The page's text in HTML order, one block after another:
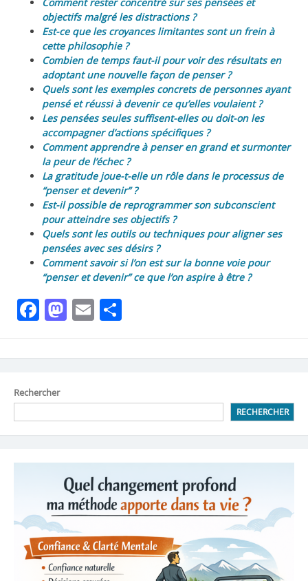
Comment rester concentré sur ses pensées et
objectifs malgré les distractions ?
Est-ce que les croyances limitantes sont un frein à
cette philosophie ?
Combien de temps faut-il pour voir des résultats en
adoptant une nouvelle façon de penser ?
Quels sont les exemples concrets de personnes ayant
pensé et réussi à devenir ce qu’elles voulaient ?
Les pensées seules suffisent-elles ou doit-on les
accompagner d’actions spécifiques ?
Comment apprendre à penser en grand et surmonter
la peur de l’échec ?
La gratitude joue-t-elle un rôle dans le processus de
“penser et devenir” ?
Est-il possible de reprogrammer son subconscient
pour atteindre ses objectifs ?
Quels sont les outils ou techniques pour aligner ses
pensées avec ses désirs ?
Comment savoir si l’on est sur la bonne voie pour
“penser et devenir” ce que l’on aspire à être ?
Facebook
Mastodon
Email
Rechercher
RECHERCHER